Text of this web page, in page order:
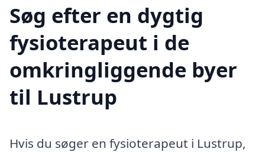
Søg efter en dygtig
fysioterapeut i de
omkringliggende byer
til Lustrup
Hvis du søger en fysioterapeut i Lustrup,